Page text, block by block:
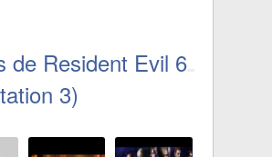
de Resident Evil 6
3)